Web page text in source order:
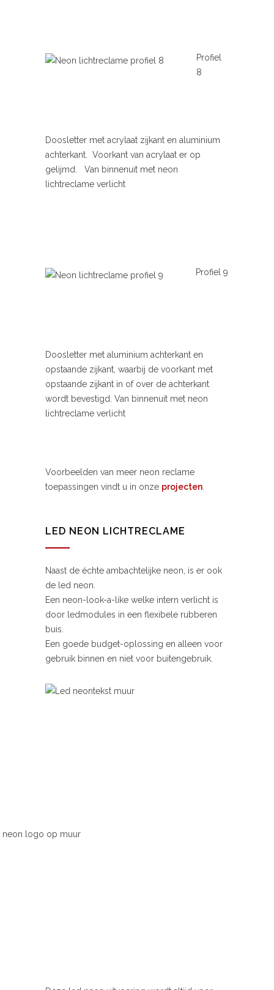
Profiel
8
Doosletter met acrylaat zijkant en aluminium
achterkant. Voorkant van acrylaat er op
gelijmd. Van binnenuit met neon
lichtreclame verlicht
Profiel 9
Doosletter met aluminium achterkant en
opstaande zijkant, waarbij de voorkant met
opstaande zijkant in of over de achterkant
wordt bevestigd. Van binnenuit met neon
lichtreclame verlicht
Voorbeelden van meer neon reclame
toepassingen vindt u in onze projecten.
LED NEON LICHTRECLAME
Naast de échte ambachtelijke neon, is er ook
de led neon.
Een neon-look-a-like welke intern verlicht is
door ledmodules in een flexibele rubberen
buis.
Een goede budget-oplossing en alleen voor
gebruik binnen en niet voor buitengebruik.